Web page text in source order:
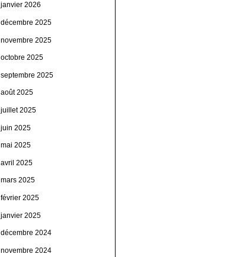
janvier 2026
décembre 2025
novembre 2025
octobre 2025
septembre 2025
août 2025
juillet 2025
juin 2025
mai 2025
avril 2025
mars 2025
février 2025
janvier 2025
décembre 2024
novembre 2024